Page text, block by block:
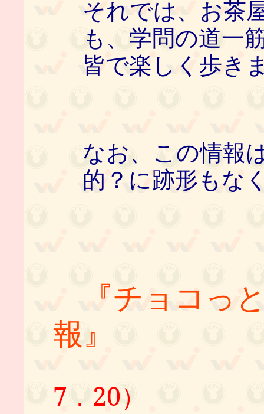
それでは、お茶
も、学問の道一
皆で楽しく歩き
なお、この情報
的？に跡形もな
『チョコっ
報』
7．20）